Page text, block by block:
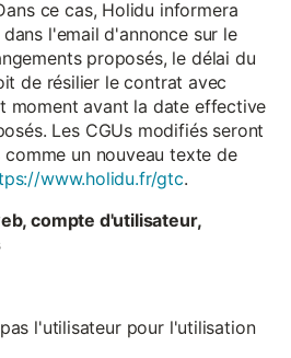
ce cas, Holidu informera
l'email d'annonce sur le
proposés, le délai du
de résilier le contrat avec
moment avant la date effective
Les CGUs modifiés seront
un nouveau texte de
www.holidu.fr/gtc.
compte d'utilisateur,
l'utilisateur pour l'utilisation